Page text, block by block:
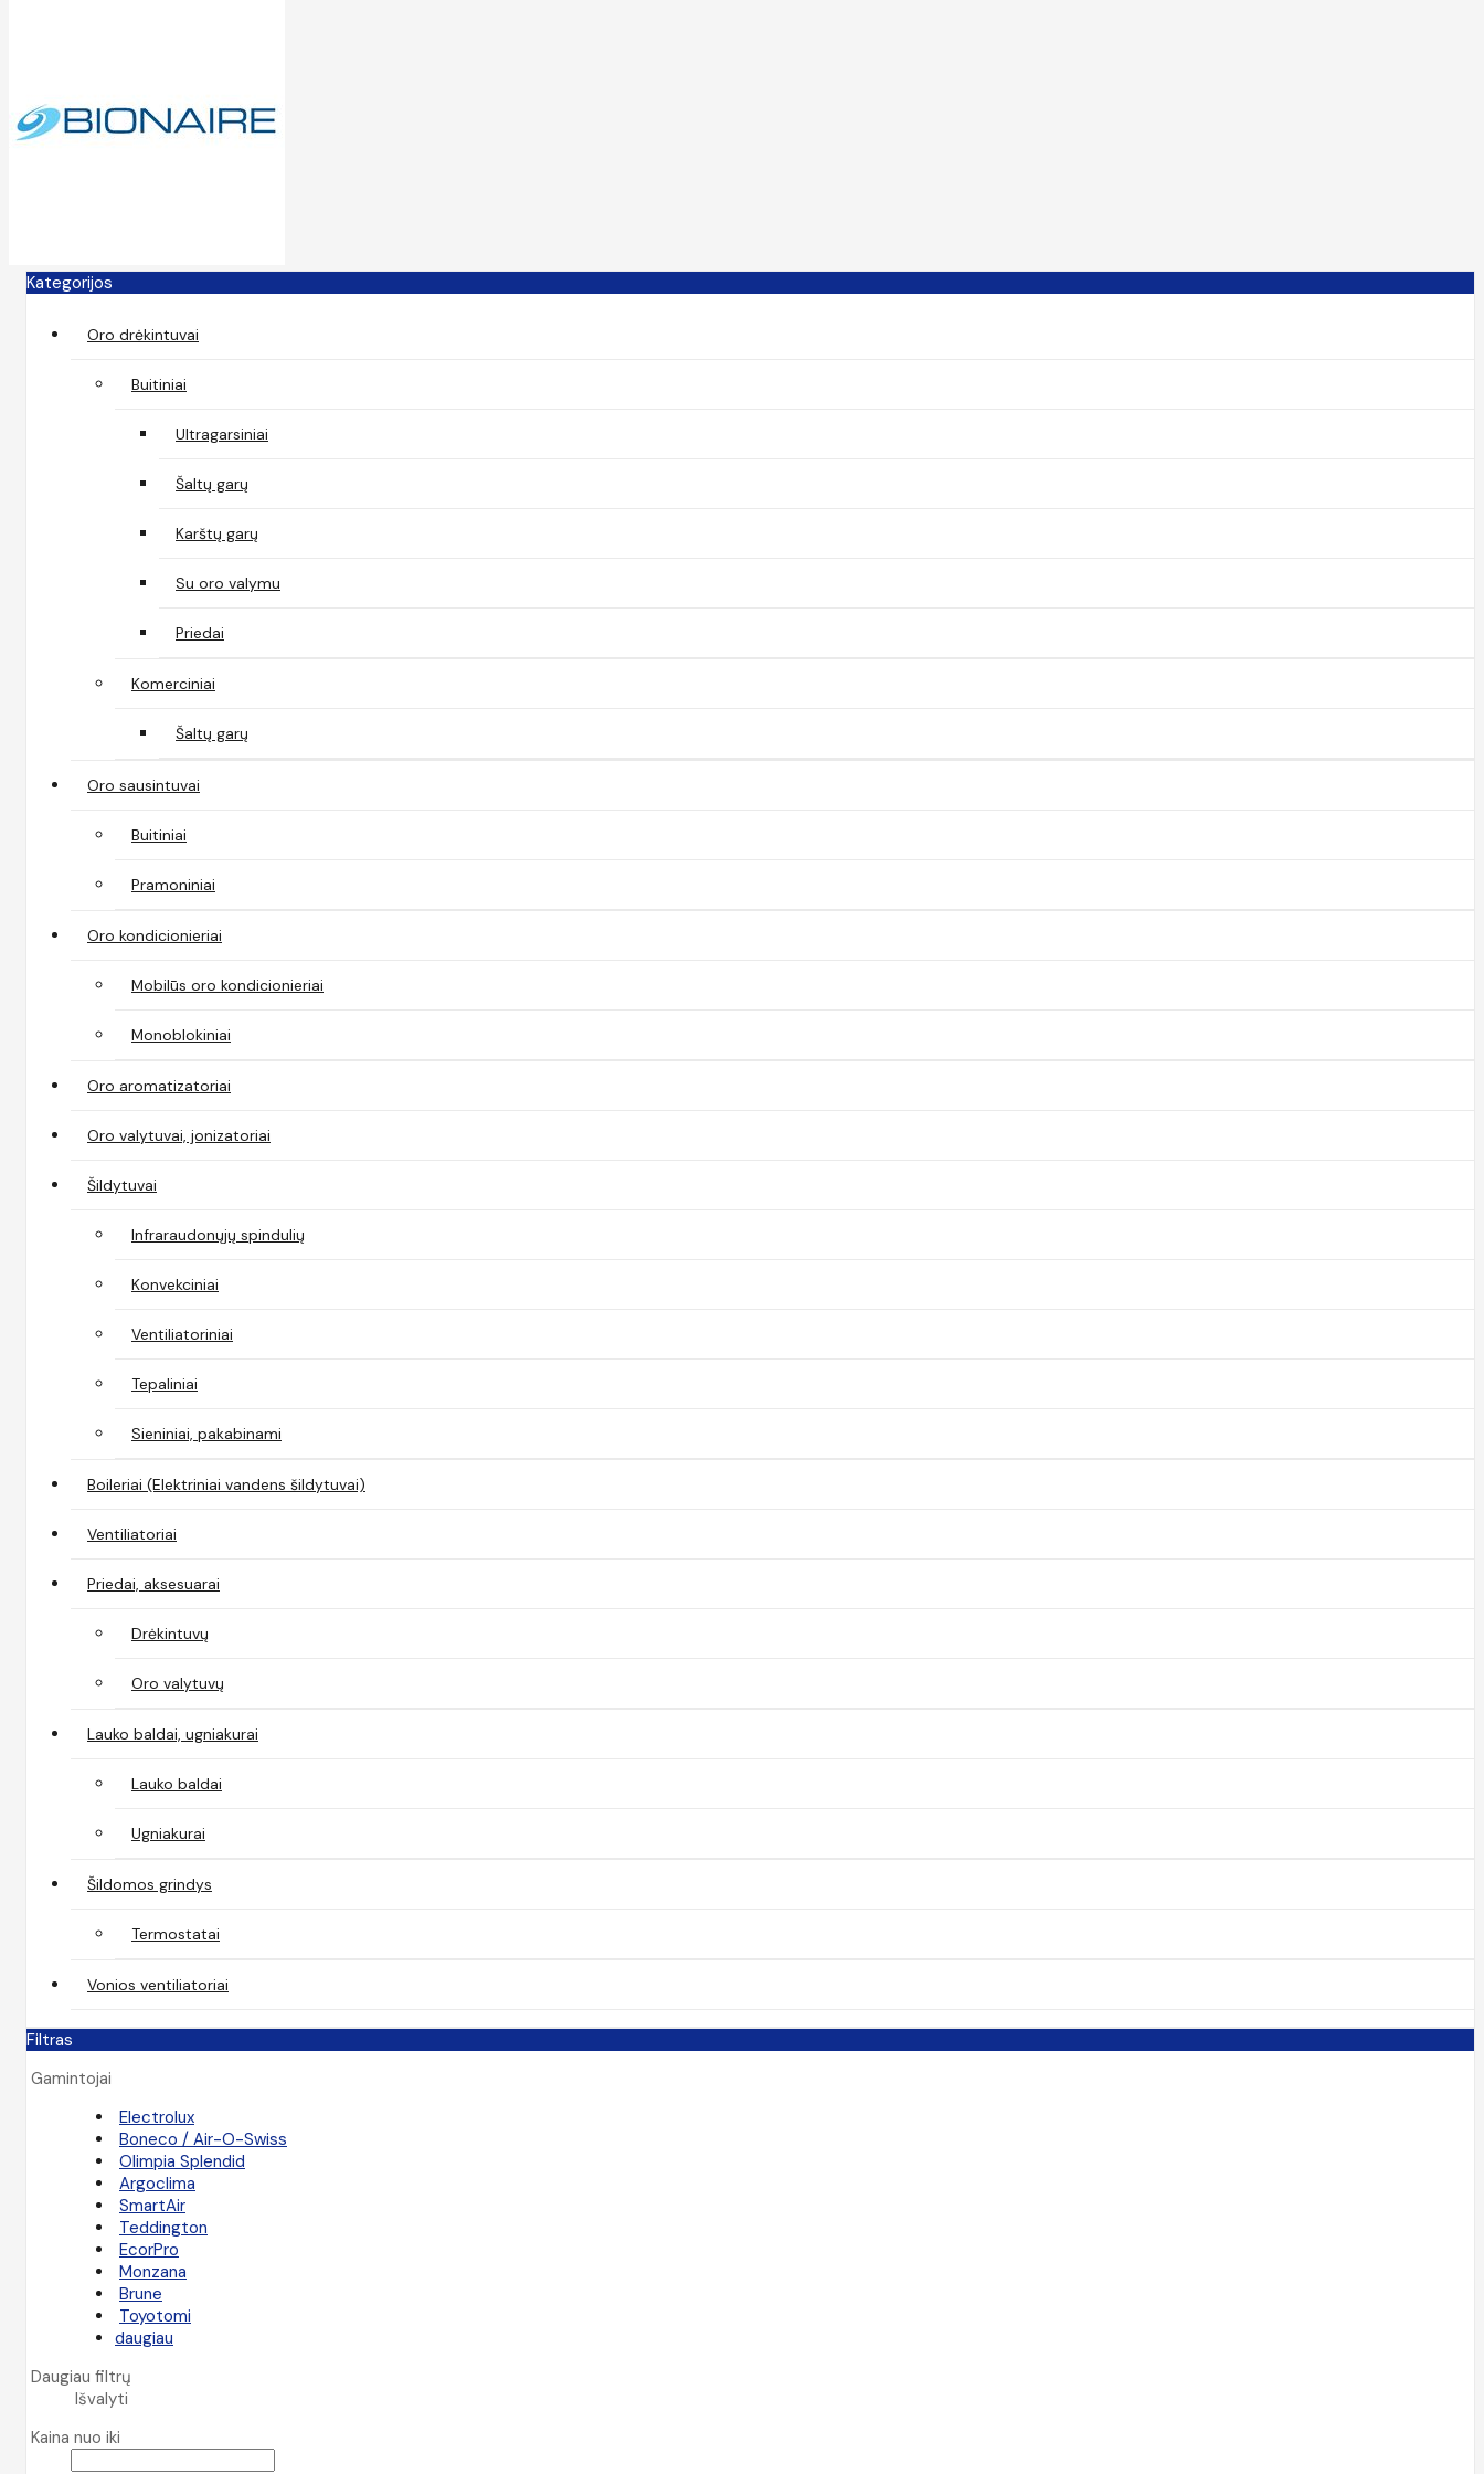
Kategorijos
Oro drėkintuvai
Buitiniai
Ultragarsiniai
Šaltų garų
Karštų garų
Su oro valymu
Priedai
Komerciniai
Šaltų garų
Oro sausintuvai
Buitiniai
Pramoniniai
Oro kondicionieriai
Mobilūs oro kondicionieriai
Monoblokiniai
Oro aromatizatoriai
Oro valytuvai, jonizatoriai
Šildytuvai
Infraraudonųjų spindulių
Konvekciniai
Ventiliatoriniai
Tepaliniai
Sieniniai, pakabinami
Boileriai (Elektriniai vandens šildytuvai)
Ventiliatoriai
Priedai, aksesuarai
Drėkintuvų
Oro valytuvų
Lauko baldai, ugniakurai
Lauko baldai
Ugniakurai
Šildomos grindys
Termostatai
Vonios ventiliatoriai
Filtras
Gamintojai
Electrolux
Boneco / Air-O-Swiss
Olimpia Splendid
Argoclima
SmartAir
Teddington
EcorPro
Monzana
Brune
Toyotomi
daugiau
Daugiau filtrų
Išvalyti
Kaina nuo iki